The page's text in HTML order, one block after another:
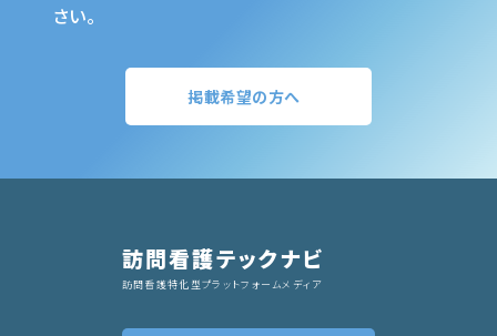
さい。
掲載希望の方へ
訪問看護テックナビ
訪問看護特化型プラットフォームメディア